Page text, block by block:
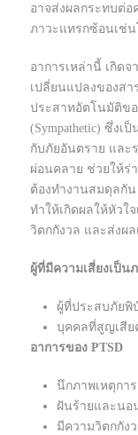
อาจส่งผลกระทบต่
ภาวะแทรกซ้อนเช่
อาการเหล่านี้ เกิด
เปลี่ยนแปลงของส
ประสาทอัตโนมัติข
(Sympathetic) ซึ่ง
กับภัยอันตราย และร
ผ่อนคลาย ช่วยให้ร่
ต้องทำงานสมดุลกัน
ทำให้เกิดผลให้หัวใ
วิตกกังวล และส่งผ
ผู้ที่มีความเสี่ยงเป็น
ผู้ที่ประสบภัยพิ
บุคคลที่สูญเสีย
อาการของ PTSD
นึกภาพเหตุกา
ฝันร้ายและนอ
มีความวิตกกัง